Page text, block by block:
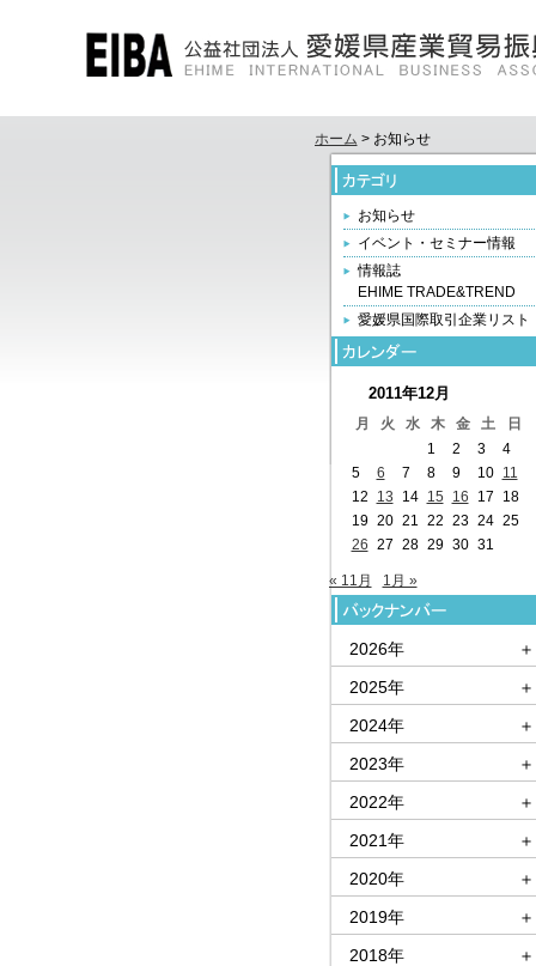
ホーム > お知らせ
お知らせ
イベント・セミナー情報
情報誌
EHIME TRADE&TREND
愛媛県国際取引企業リスト
2011年12月
月 火 水 木 金 土
日
1
2 3
4
5
6 7 8 9 10
11
12
13 14 15 16 17
18
19 20 21 22 23 24 25
26 27 28 29 30 31
« 11月 1月 »
2026年
＋
2025年
＋
2024年
＋
2023年
＋
2022年
＋
2021年
＋
2020年
＋
2019年
＋
2018年
＋